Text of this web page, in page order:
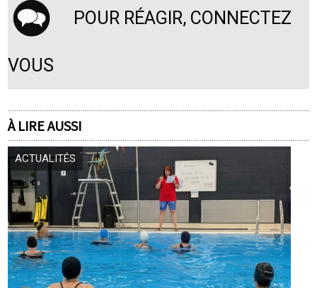
POUR RÉAGIR, CONNECTEZ
VOUS
À LIRE AUSSI
ACTUALITÉS